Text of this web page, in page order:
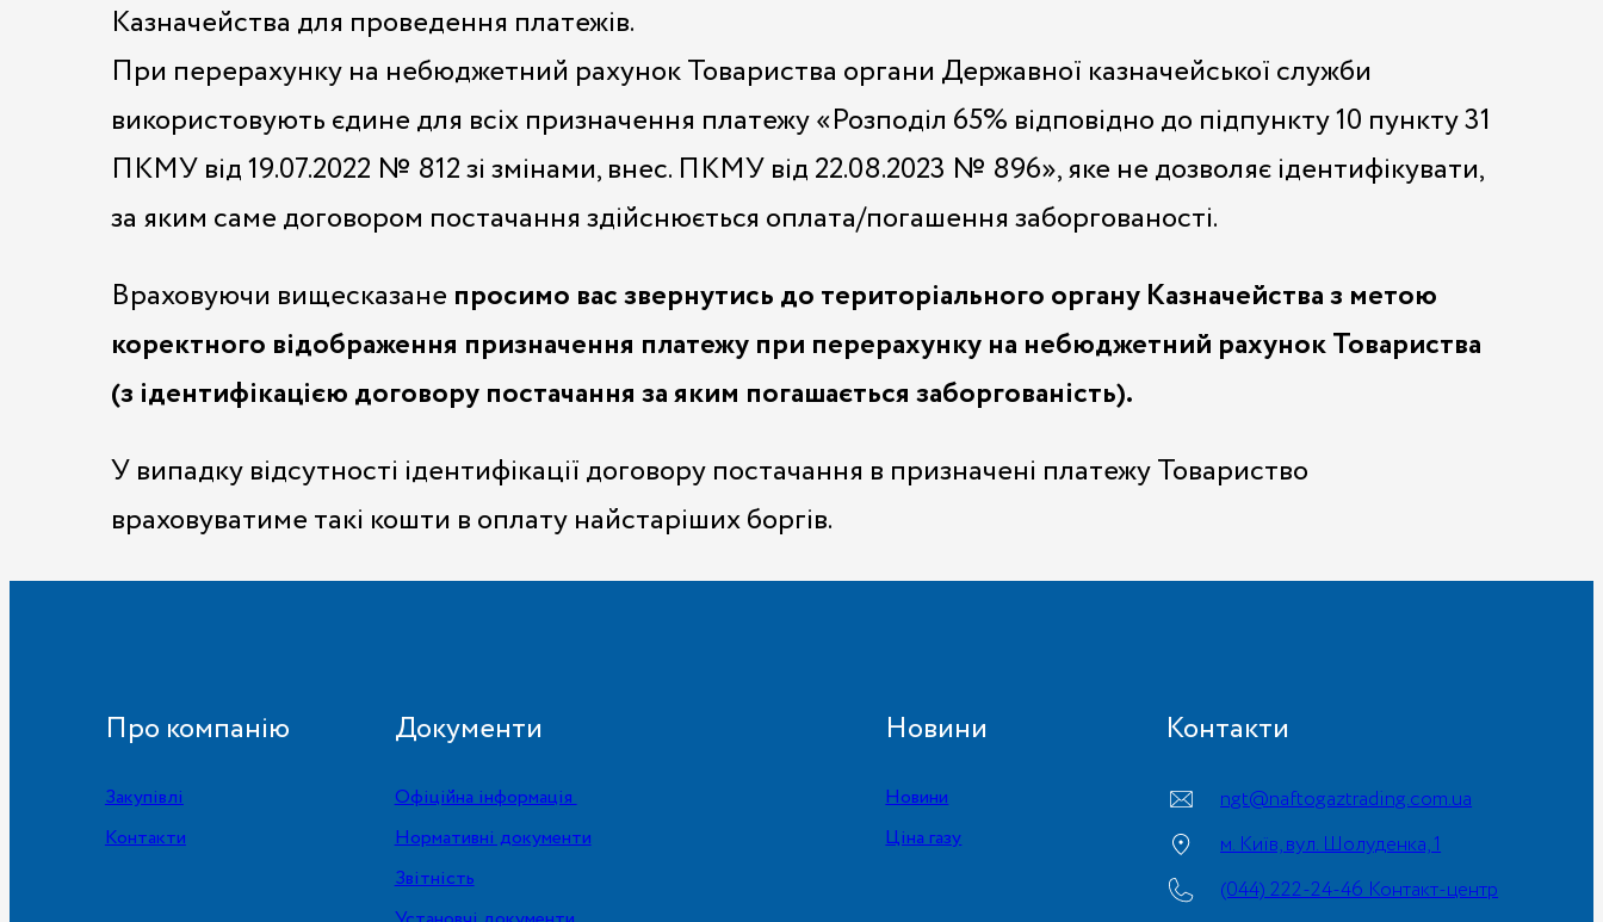
Казначейства для проведення платежів.
При перерахунку на небюджетний рахунок Товариства органи Державної казначейської служби
використовують єдине для всіх призначення платежу «Розподіл 65% відповідно до підпункту 10 пункту 31
ПКМУ від 19.07.2022 № 812 зі змінами, внес. ПКМУ від 22.08.2023 № 896», яке не дозволяє ідентифікувати,
за яким саме договором постачання здійснюється оплата/погашення заборгованості.
Враховуючи вищесказане просимо вас звернутись до територіального органу Казначейства з метою
коректного відображення призначення платежу при перерахунку на небюджетний рахунок Товариства
(з ідентифікацією договору постачання за яким погашається заборгованість).
У випадку відсутності ідентифікації договору постачання в призначені платежу Товариство
враховуватиме такі кошти в оплату найстаріших боргів.
Про компанію
Закупівлі
Контакти
Документи
Офіційна інформація
Нормативні документи
Звітність
Новини
Новини
Ціна газу
Контакти
ngt@naftogaztrading.com.ua
м. Київ, вул. Шолуденка, 1
(044) 222-24-46 Контакт-центр